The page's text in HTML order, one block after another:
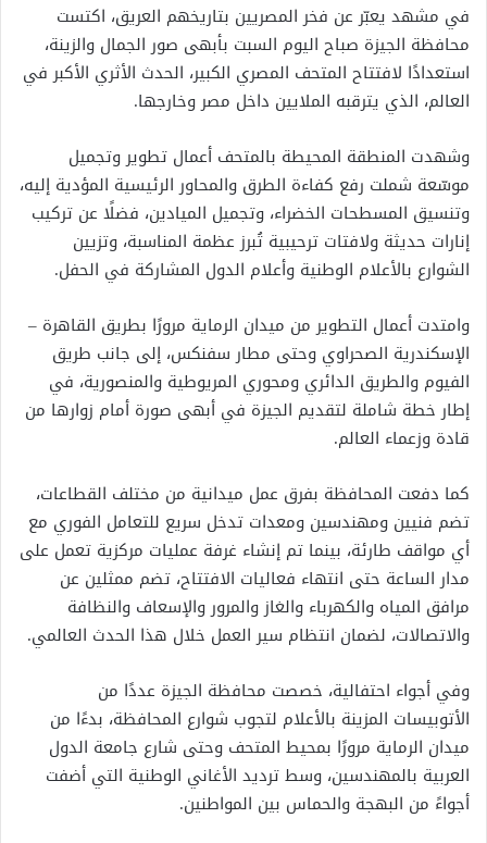
في مشهد يعبّر عن فخر المصريين بتاريخهم العريق، اكتست
محافظة الجيزة صباح اليوم السبت بأبهى صور الجمال والزينة،
استعدادًا لافتتاح المتحف المصري الكبير، الحدث الأثري الأكبر في
العالم، الذي يترقبه الملايين داخل مصر وخارجها.
وشهدت المنطقة المحيطة بالمتحف أعمال تطوير وتجميل
موسّعة شملت رفع كفاءة الطرق والمحاور الرئيسية المؤدية إليه،
وتنسيق المسطحات الخضراء، وتجميل الميادين، فضلًا عن تركيب
إنارات حديثة ولافتات ترحيبية تُبرز عظمة المناسبة، وتزيين
الشوارع بالأعلام الوطنية وأعلام الدول المشاركة في الحفل.
وامتدت أعمال التطوير من ميدان الرماية مرورًا بطريق القاهرة –
الإسكندرية الصحراوي وحتى مطار سفنكس، إلى جانب طريق
الفيوم والطريق الدائري ومحوري المريوطية والمنصورية، في
إطار خطة شاملة لتقديم الجيزة في أبهى صورة أمام زوارها من
قادة وزعماء العالم.
كما دفعت المحافظة بفرق عمل ميدانية من مختلف القطاعات،
تضم فنيين ومهندسين ومعدات تدخل سريع للتعامل الفوري مع
أي مواقف طارئة، بينما تم إنشاء غرفة عمليات مركزية تعمل على
مدار الساعة حتى انتهاء فعاليات الافتتاح، تضم ممثلين عن
مرافق المياه والكهرباء والغاز والمرور والإسعاف والنظافة
والاتصالات، لضمان انتظام سير العمل خلال هذا الحدث العالمي.
وفي أجواء احتفالية، خصصت محافظة الجيزة عددًا من
الأتوبيسات المزينة بالأعلام لتجوب شوارع المحافظة، بدءًا من
ميدان الرماية مرورًا بمحيط المتحف وحتى شارع جامعة الدول
العربية بالمهندسين، وسط ترديد الأغاني الوطنية التي أضفت
أجواءً من البهجة والحماس بين المواطنين.